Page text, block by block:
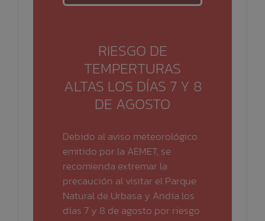
RIESGO DE
TEMPERTURAS
ALTAS LOS DÍAS 7 Y 8
DE AGOSTO
Debido al aviso meteorológico
emitido por la AEMET, se
recomienda extremar la
precaución al visitar el Parque
Natural de Urbasa y Andía los
días 7 y 8 de agosto por riesgo